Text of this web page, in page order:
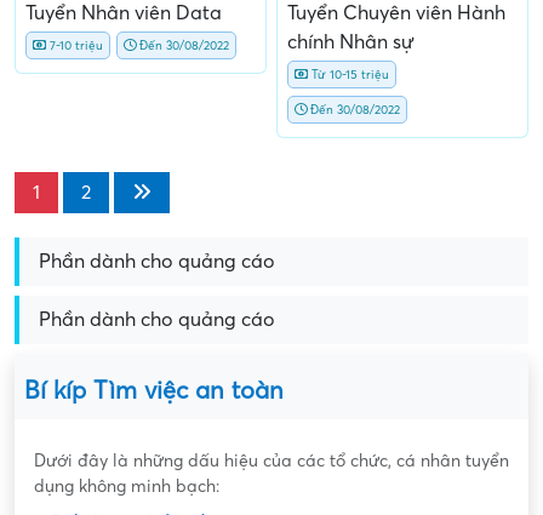
Tuyển Nhân viên Data
7-10 triệu Đến 30/08/2022
Tuyển Chuyên viên Hành
chính Nhân sự
Từ 10-15 triệu
Đến 30/08/2022
1 2
Phần dành cho quảng cáo
Phần dành cho quảng cáo
Bí kíp Tìm việc an toàn
Dưới đây là những dấu hiệu của các tổ chức, cá nhân tuyển
dụng không minh bạch: